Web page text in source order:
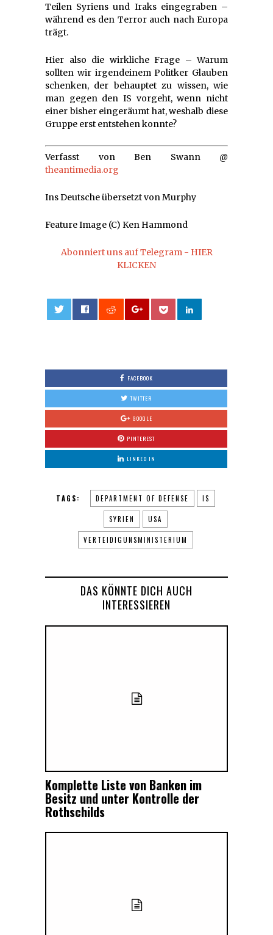
Teilen Syriens und Iraks eingegraben –
während es den Terror auch nach Europa
trägt.
Hier also die wirkliche Frage – Warum
sollten wir irgendeinem Politker Glauben
schenken, der behauptet zu wissen, wie
man gegen den IS vorgeht, wenn nicht
einer bisher eingeräumt hat, weshalb diese
Gruppe erst entstehen konnte?
Verfasst von Ben Swann @
theantimedia.org
Ins Deutsche übersetzt von Murphy
Feature Image (C) Ken Hammond
Abonniert uns auf Telegram - HIER
KLICKEN
FACEBOOK
TWITTER
GOOGLE
PINTEREST
LINKED IN
TAGS: DEPARTMENT OF DEFENSE IS
SYRIEN USA
VERTEIDIGUNSMINISTERIUM
DAS KÖNNTE DICH AUCH
INTERESSIEREN
Komplette Liste von Banken im
Besitz und unter Kontrolle der
Rothschilds